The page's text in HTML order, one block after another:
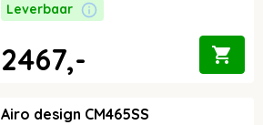
Leverbaar
2467,-
Airo design CM465SS